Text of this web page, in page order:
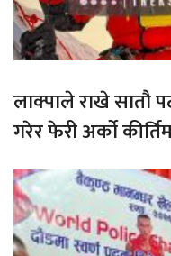
लाक्पाले राखे सातौ
गरेर फेरी अर्को